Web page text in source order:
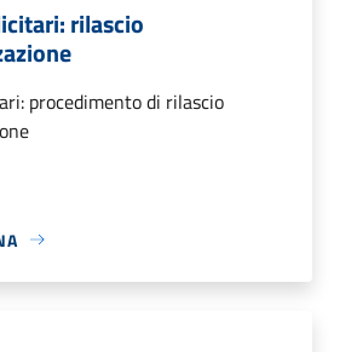
rilascio
procedimento di rilascio